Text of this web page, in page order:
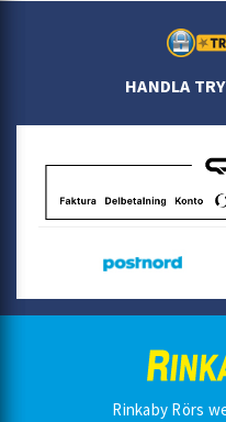
HANDLA
Rinkaby Rörs